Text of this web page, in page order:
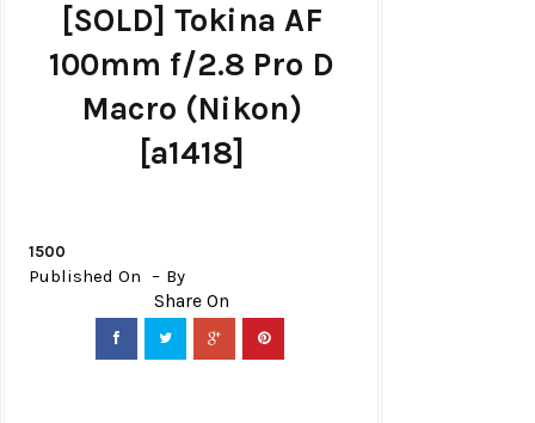
[SOLD] Tokina AF
100mm f/2.8 Pro D
Macro (Nikon)
[a1418]
1500
Published On By